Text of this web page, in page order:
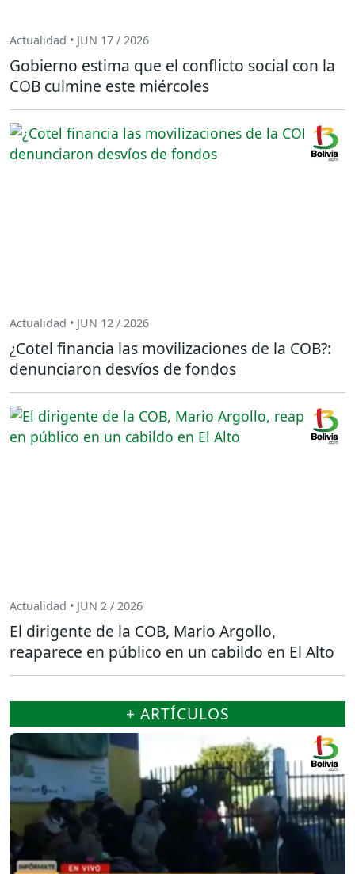
Actualidad • JUN 17 / 2026
Gobierno estima que el conflicto social con la
COB culmine este miércoles
Actualidad • JUN 12 / 2026
¿Cotel financia las movilizaciones de la COB?:
denunciaron desvíos de fondos
Actualidad • JUN 2 / 2026
El dirigente de la COB, Mario Argollo,
reaparece en público en un cabildo en El Alto
+ ARTÍCULOS